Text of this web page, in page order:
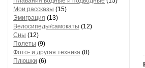
Мои рассказы (15)
Эмиграция (13)
Велосипеды/самокаты (12)
Сны (12)
Полеты (9)
Фото- и другая техника (8)
Плюшки (6)